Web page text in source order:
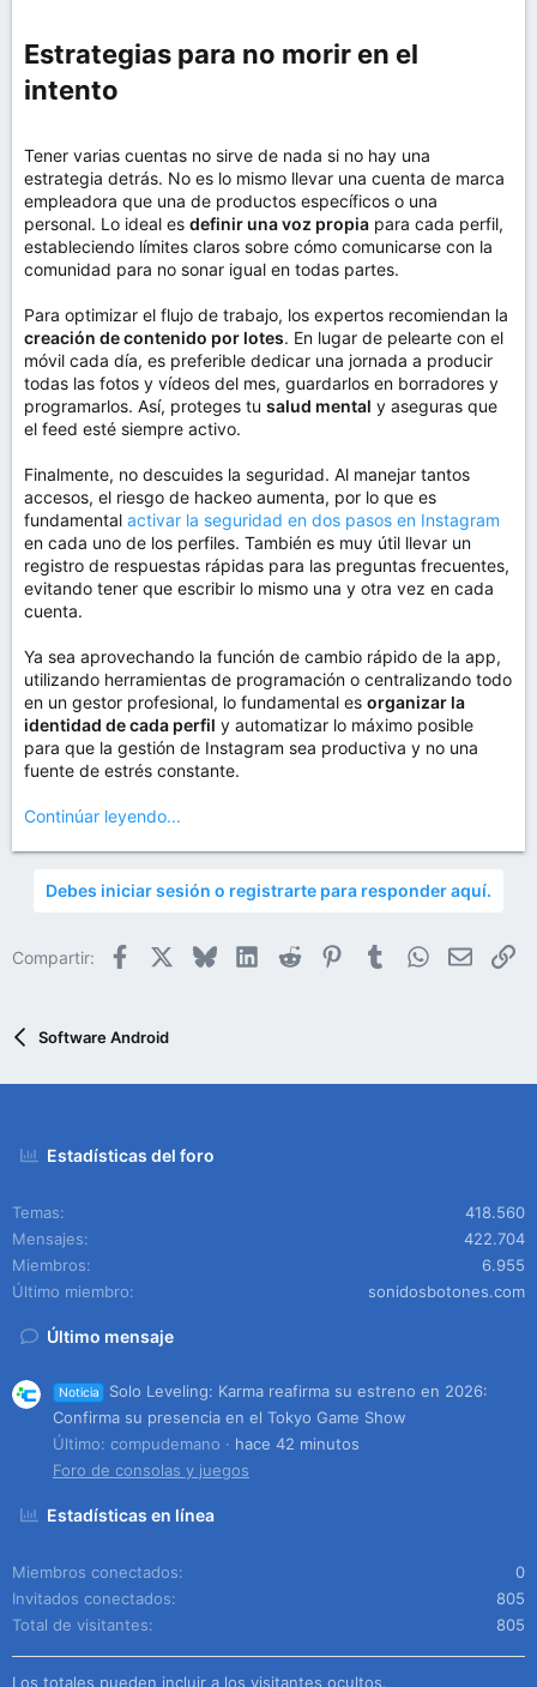
Estrategias para no morir en el
intento​
Tener varias cuentas no sirve de nada si no hay una
estrategia detrás. No es lo mismo llevar una cuenta de marca
empleadora que una de productos específicos o una
personal. Lo ideal es definir una voz propia para cada perfil,
estableciendo límites claros sobre cómo comunicarse con la
comunidad para no sonar igual en todas partes.
Para optimizar el flujo de trabajo, los expertos recomiendan la
creación de contenido por lotes. En lugar de pelearte con el
móvil cada día, es preferible dedicar una jornada a producir
todas las fotos y vídeos del mes, guardarlos en borradores y
programarlos. Así, proteges tu salud mental y aseguras que
el feed esté siempre activo.
Finalmente, no descuides la seguridad. Al manejar tantos
accesos, el riesgo de hackeo aumenta, por lo que es
fundamental activar la seguridad en dos pasos en Instagram
en cada uno de los perfiles. También es muy útil llevar un
registro de respuestas rápidas para las preguntas frecuentes,
evitando tener que escribir lo mismo una y otra vez en cada
cuenta.
Ya sea aprovechando la función de cambio rápido de la app,
utilizando herramientas de programación o centralizando todo
en un gestor profesional, lo fundamental es organizar la
identidad de cada perfil y automatizar lo máximo posible
para que la gestión de Instagram sea productiva y no una
fuente de estrés constante.
Continúar leyendo...
Debes iniciar sesión o registrarte para responder aquí.
Compartir: Facebook BlueskyLinkedIn
Reddit PinterestTumblrWhatsApp
Email
Software Android
Estadísticas del foro
Temas
418.560
Mensajes
422.704
Miembros
6.955
Último miembro
sonidosbotones.com
Último mensaje
Noticia
Solo Leveling: Karma reafirma su estreno en 2026:
Confirma su presencia en el Tokyo Game Show
Último: compudemano
hace 42 minutos
Foro de consolas y juegos
Estadísticas en línea
Miembros conectados
0
Invitados conectados
805
Total de visitantes
805
Los totales pueden incluir a los visitantes ocultos.